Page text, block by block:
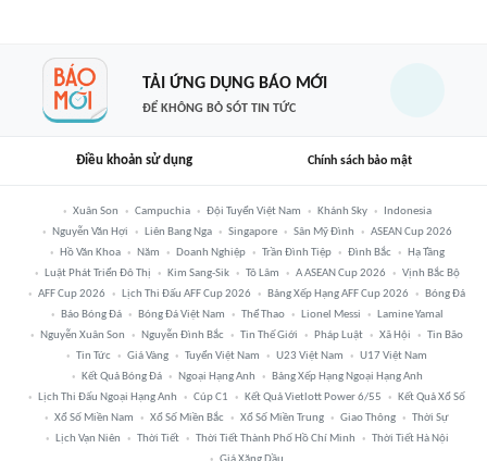
TẢI ỨNG DỤNG BÁO MỚI
ĐỂ KHÔNG BỎ SÓT TIN TỨC
Điều khoản sử dụng Chính sách bảo mật
Xuân Son Campuchia Đội Tuyển Việt Nam Khánh Sky
Indonesia
Nguyễn Văn Hợi
Liên Bang Nga Singapore Sân Mỹ Đình
ASEAN Cup 2026
Hồ Văn Khoa
Năm Doanh Nghiệp Trần Đình Tiệp Đình Bắc
Hạ Tầng
Luật Phát Triển Đô Thị
Kim Sang-Sik Tô Lâm A ASEAN Cup 2026
Vịnh Bắc Bộ
AFF Cup 2026
Lịch Thi Đấu AFF Cup 2026 Bảng Xếp Hạng AFF Cup 2026
Bóng Đá
Báo Bóng Đá
Bóng Đá Việt Nam Thể Thao Lionel Messi
Lamine Yamal
Nguyễn Xuân Son
Nguyễn Đình Bắc Tin Thế Giới Pháp Luật Xã Hội
Tin Bão
Tin Tức
Giá Vàng Tuyển Việt Nam U23 Việt Nam
U17 Việt Nam
Kết Quả Bóng Đá
Ngoại Hạng Anh
Bảng Xếp Hạng Ngoại Hạng Anh
Lịch Thi Đấu Ngoại Hạng Anh
Cúp C1 Kết Quả Vietlott Power 6/55
Kết Quả Xổ Số
Xổ Số Miền Nam
Xổ Số Miền Bắc Xổ Số Miền Trung Giao Thông
Thời Sự
Lịch Vạn Niên
Thời Tiết Thời Tiết Thành Phố Hồ Chí Minh
Thời Tiết Hà Nội